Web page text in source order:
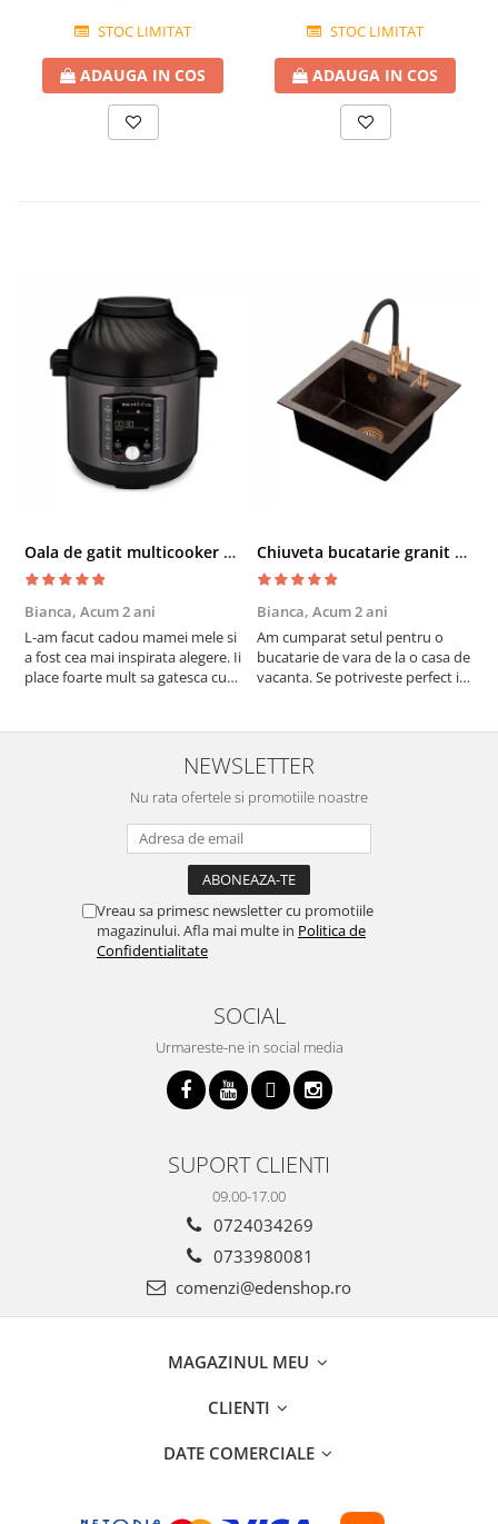
STOC LIMITAT
ADAUGA IN COS
STOC LIMITAT
ADAUGA IN COS
Oala de gatit multicooker 11 functii Instant Pot Pro Crisp 8 + Air Fryer 7.6 lt
Bianca, Acum 2 ani
L-am facut cadou mamei mele si
a fost cea mai inspirata alegere. Ii
place foarte mult sa gatesca cu
cratita...ma gandesc serios sa imi
cumpar si eu! Recomand mult !
Chiuveta bucatarie granit cu finisaj negru perlat/cupru Steingran Art Copper cu dozator si baterie Quadron
Bianca, Acum 2 ani
Am cumparat setul pentru o
bucatarie de vara de la o casa de
vacanta. Se potriveste perfect in
buna, recomand cu drag !
NEWSLETTER
Nu rata ofertele si promotiile noastre
Vreau sa primesc newsletter cu promotiile
magazinului. Afla mai multe in Politica de
Confidentialitate
SOCIAL
Urmareste-ne in social media
SUPORT CLIENTI
09.00-17.00
0724034269
0733980081
comenzi@edenshop.ro
MAGAZINUL MEU
CLIENTI
DATE COMERCIALE